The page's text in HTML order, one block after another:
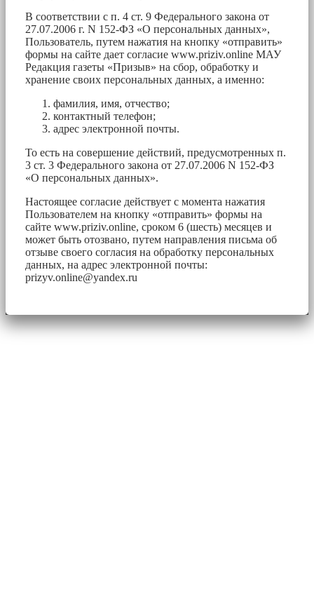
В соответствии с п. 4 ст. 9 Федерального закона от
27.07.2006 г. N 152-ФЗ «О персональных данных»,
Пользователь, путем нажатия на кнопку «отправить»
формы на сайте дает согласие www.priziv.online МАУ
Редакция газеты «Призыв» на сбор, обработку и
хранение своих персональных данных, а именно:
фамилия, имя, отчество;
контактный телефон;
адрес электронной почты.
То есть на совершение действий, предусмотренных п.
3 ст. 3 Федерального закона от 27.07.2006 N 152-ФЗ
«О персональных данных».
Настоящее согласие действует с момента нажатия
Пользователем на кнопку «отправить» формы на
сайте www.priziv.online, сроком 6 (шесть) месяцев и
может быть отозвано, путем направления письма об
отзыве своего согласия на обработку персональных
данных, на адрес электронной почты:
prizyv.online@yandex.ru